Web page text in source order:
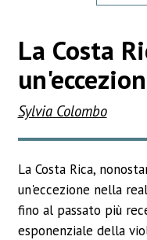
La Costa
Sylvia Colombo
La Costa Rica,
un'eccezione nella
fino al passato più
esponenziale della